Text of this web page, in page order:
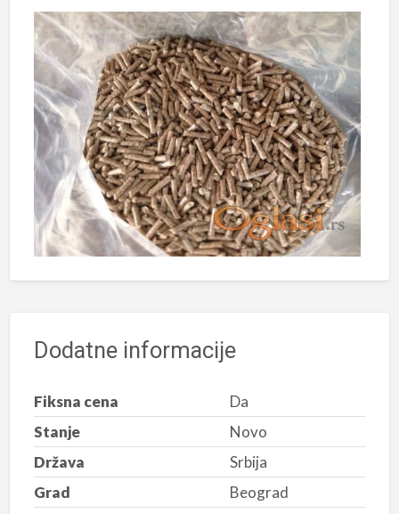
Dodatne informacije
Fiksna cena
Da
Stanje
Novo
Država
Srbija
Grad
Beograd